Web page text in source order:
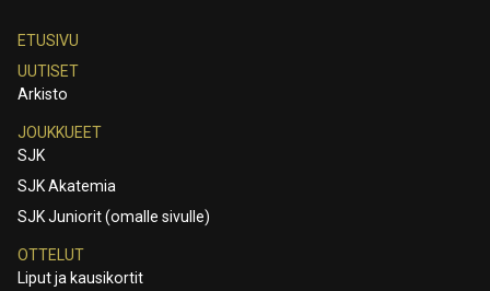
ETUSIVU
UUTISET
Arkisto
JOUKKUEET
SJK
SJK Akatemia
SJK Juniorit (omalle sivulle)
OTTELUT
Liput ja kausikortit